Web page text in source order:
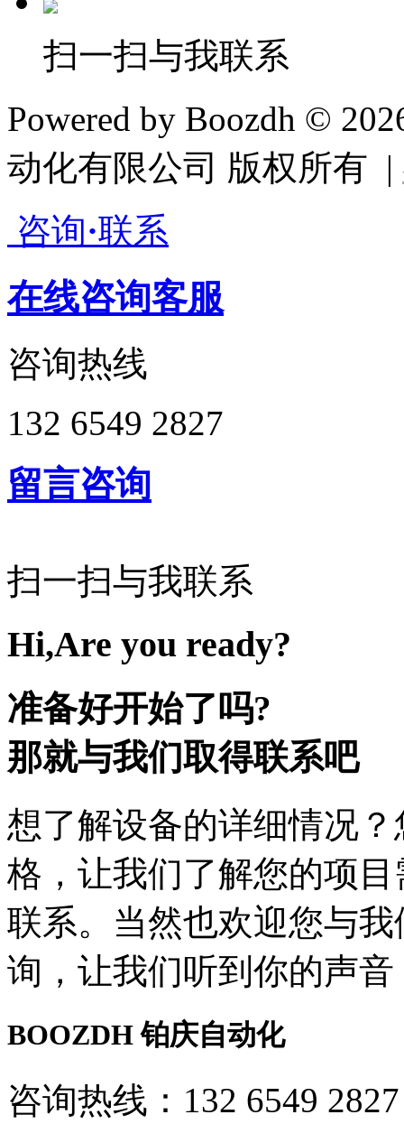
扫一扫与我联系
Powered by Boozdh ©
动化有限公司 版权所有 |
咨询·联系
在线咨询客服
咨询热线
132 6549 2827
留言咨询
扫一扫与我联系
Hi,Are you ready?
准备好开始了吗?
那就与我们取得联系吧
想了解设备的详细情况
格，让我们了解您的项
联系。当然也欢迎您与
询，让我们听到你的声音
BOOZDH铂庆自动化
咨询热线：132 6549 2827